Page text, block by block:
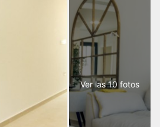
Ver las 10 fotos